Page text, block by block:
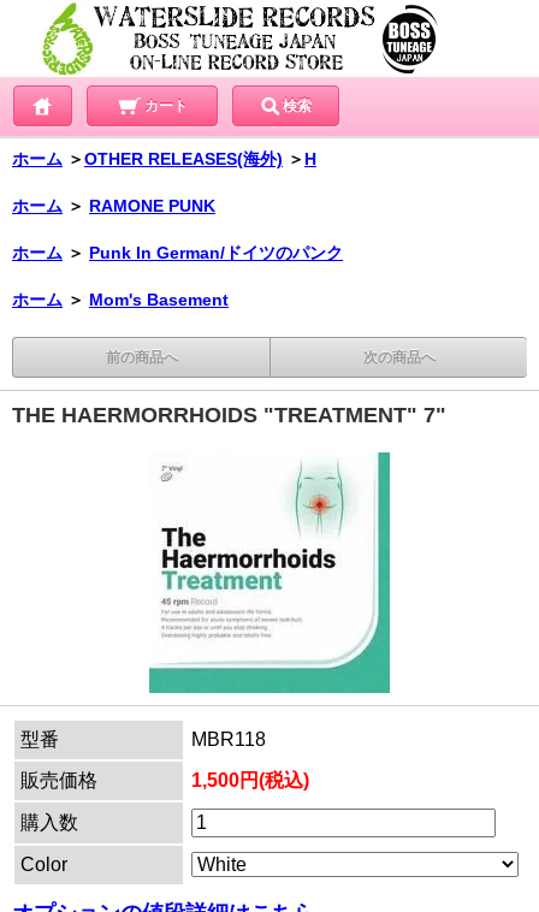
カート 検索
ホーム ＞OTHER RELEASES(海外) ＞ H
ホーム ＞ RAMONE PUNK
ホーム ＞ Punk In German/ドイツのパンク
ホーム ＞ Mom's Basement
前の商品へ 次の商品へ
THE HAERMORRHOIDS "TREATMENT" 7"
型番
MBR118
販売価格
1,500円(税込)
購入数
Color